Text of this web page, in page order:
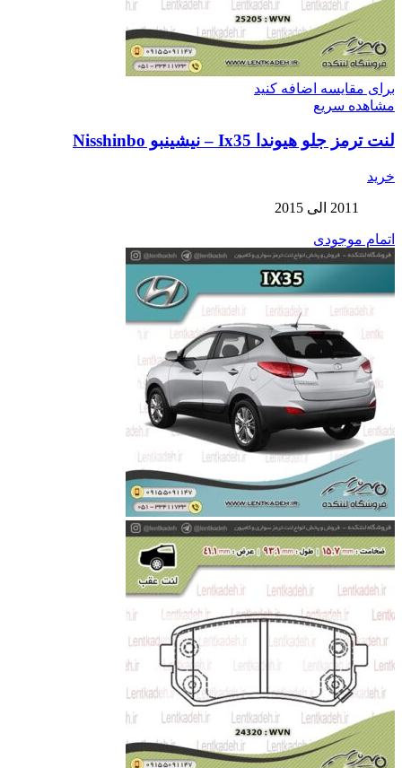
برای مقایسه اضافه کنید
مشاهده سریع
لنت ترمز جلو هیوندا Ix35 – نیشینبو Nisshinbo
خرید
2011 الی 2015
اتمام موجودی